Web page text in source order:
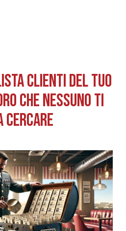
Clienti del tuo
che nessuno ti
cercare